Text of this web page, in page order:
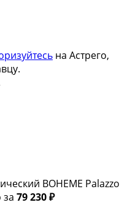
на Астрего,
BOHEME Palazzo
79 230 ₽